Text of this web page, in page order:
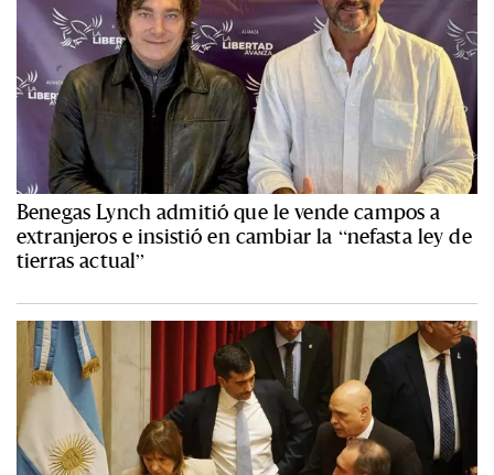
Benegas Lynch admitió que le vende campos a
extranjeros e insistió en cambiar la “nefasta ley de
tierras actual”